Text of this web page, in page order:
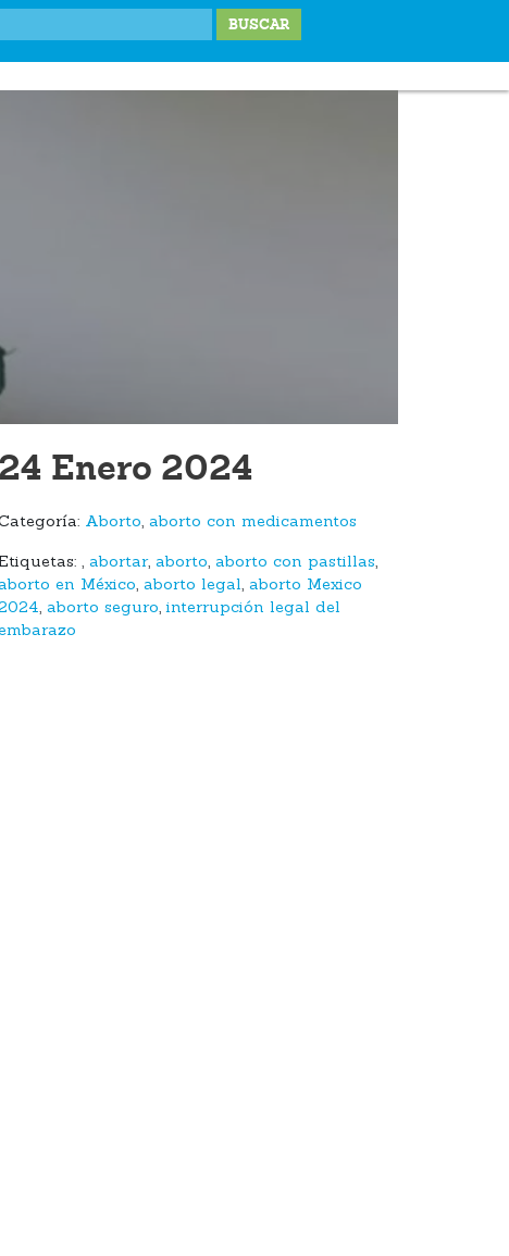
24 Enero 2024
Aborto, aborto con medicamentos
, abortar, aborto, aborto con pastillas,
en México, aborto legal, aborto Mexico
, aborto seguro,interrupción legal del